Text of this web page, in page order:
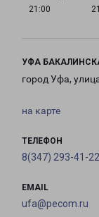
21:00
УФА
город Уфа,
на карте
ТЕЛЕФОН
8(347) 293-41-22
EMAIL
ufa@pecom.ru